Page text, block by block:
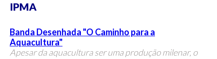
IPMA
Banda Desenhada "O Caminho para a
Aquacultura"
Apesar da aquacultura ser uma produção milenar, o